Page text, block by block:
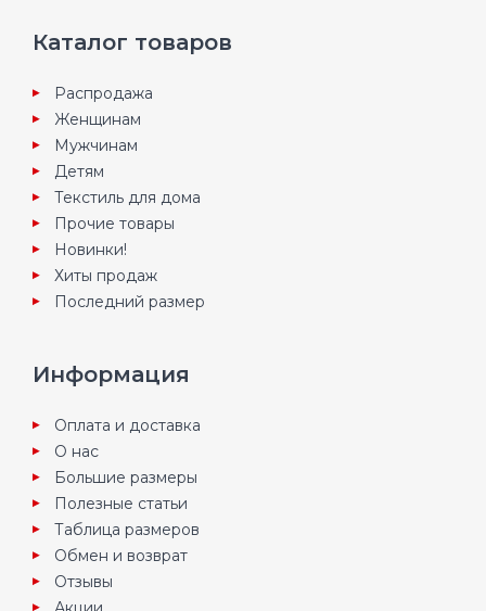
Каталог товаров
Распродажа
Женщинам
Мужчинам
Детям
Текстиль для дома
Прочие товары
Новинки!
Хиты продаж
Последний размер
Информация
Оплата и доставка
О нас
Большие размеры
Полезные статьи
Таблица размеров
Обмен и возврат
Отзывы